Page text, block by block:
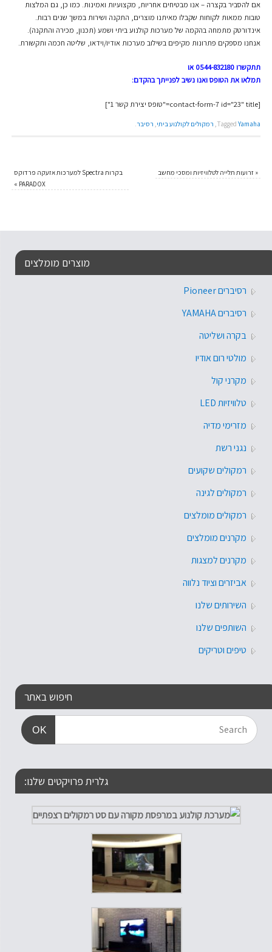
אם להסביר בקצרה – אנו מבטיחים אחריות, מקצועיות ואמינות. כמו כן, גם המלצות
טובות ממאות לקוחות שקבלו מאיתנו מוצרים, התקנה ושירות במשך שנים רבות.
אינדורטק מתמחה בהקמה של מערכות קולנוע ביתי ושמע (תכנון, מכירה והתקנה).
אנחנו מספקים פתרונות מקיפים בשילוב מערכות אודיו/וידאו, שליטה חכמה ותקשורת.
תתקשרו 0544-832180 או
תמלאו את הטופס ואנו נשיב לפנייתך בהקדם:
[contact-form-7 id="23" title="טופס יצירת קשר 1"]
TaggedYamaha
, רמקולים לקולנוע ביתי, רסיבר.
« זרועות תלייה לטלוויזיות ומסכי מחשב
בקרות Spectra למערכות אזעקה פרדוקס
PARADOX
»
מוצרים מומלצים
רסיברים Pioneer
רסיברים YAMAHA
בקרה ושליטה
מולטי רום אודיו
מקרני קול
טלוויזיות LED
מזרימי מדיה
נגני רשת
רמקולים שקועים
רמקולים לגינה
רמקולים מומלצים
מקרנים מומלצים
מקרנים למצגות
אביזרים וציוד נלווה
השירותים שלנו
השותפים שלנו
טיפים וטריקים
חיפוש באתר
OK
גלרית פרויקטים שלנו: